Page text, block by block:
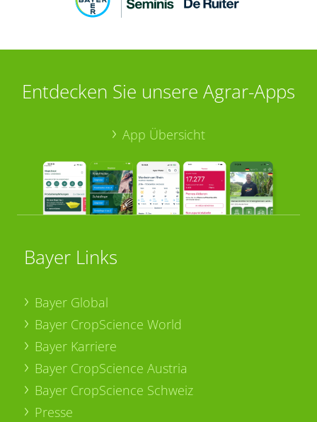
Entdecken Sie unsere Agrar-Apps
App Übersicht
Bayer Links
Bayer Global
Bayer CropScience World
Bayer Karriere
Bayer CropScience Austria
Bayer CropScience Schweiz
Presse